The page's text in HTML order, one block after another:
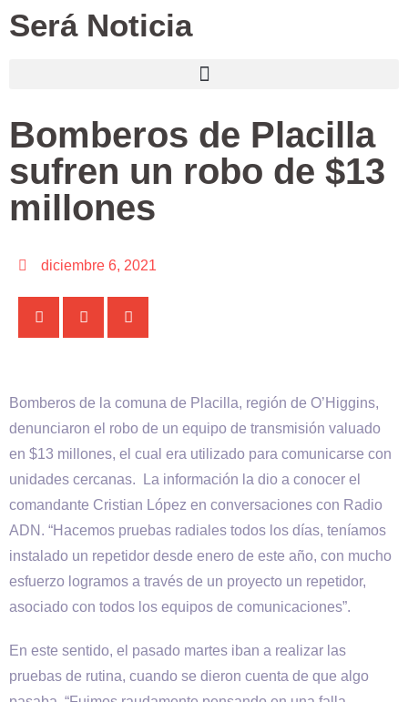
Será Noticia
Bomberos de Placilla
sufren un robo de $13
millones
diciembre 6, 2021
Bomberos de la comuna de Placilla, región de O’Higgins,
denunciaron el robo de un equipo de transmisión valuado
en $13 millones, el cual era utilizado para comunicarse con
unidades cercanas. La información la dio a conocer el
comandante Cristian López en conversaciones con Radio
ADN. “Hacemos pruebas radiales todos los días, teníamos
instalado un repetidor desde enero de este año, con mucho
esfuerzo logramos a través de un proyecto un repetidor,
asociado con todos los equipos de comunicaciones”.
En este sentido, el pasado martes iban a realizar las
pruebas de rutina, cuando se dieron cuenta de que algo